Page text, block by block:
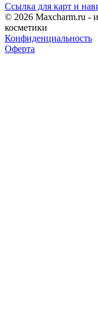
Ссылка для карт и
© 2026 Maxcharm.ru -
косметики
Конфиденциальность
Оферта